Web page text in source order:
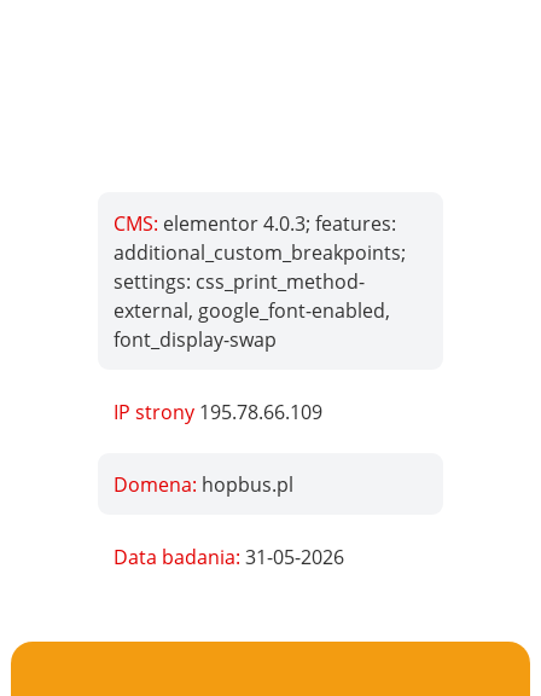
CMS: elementor 4.0.3; features:
additional_custom_breakpoints;
settings: css_print_method-
external, google_font-enabled,
font_display-swap
IP strony 195.78.66.109
Domena: hopbus.pl
Data badania:31-05-2026